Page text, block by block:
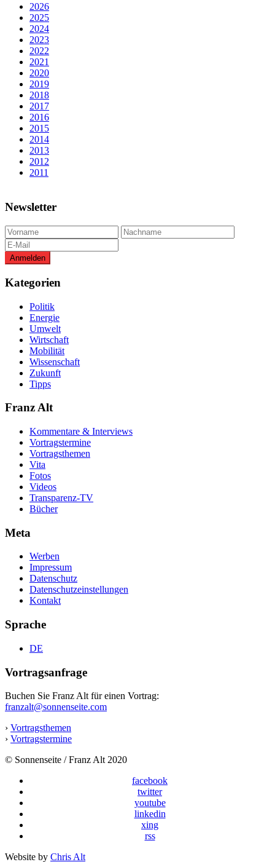
2026
2025
2024
2023
2022
2021
2020
2019
2018
2017
2016
2015
2014
2013
2012
2011
Newsletter
Kategorien
Politik
Energie
Umwelt
Wirtschaft
Mobilität
Wissenschaft
Zukunft
Tipps
Franz Alt
Kommentare & Interviews
Vortragstermine
Vortragsthemen
Vita
Fotos
Videos
Transparenz-TV
Bücher
Meta
Werben
Impressum
Datenschutz
Datenschutzeinstellungen
Kontakt
Sprache
DE
Vortragsanfrage
Buchen Sie Franz Alt für einen Vortrag:
franzalt@sonnenseite.com
› Vortragsthemen
› Vortragstermine
© Sonnenseite / Franz Alt 2020
facebook
twitter
youtube
linkedin
xing
rss
Website by Chris Alt